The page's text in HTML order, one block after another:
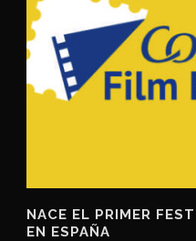
NACE EL PRIMER
EN ESPAÑA